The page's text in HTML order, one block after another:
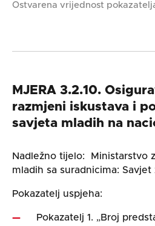
Ostvarena vrijednost
MJERA 3.2.10.
razmjeni iskustava i
savjeta mladih na
Nadležno tijelo: Ministarstvo
mladih sa suradnicima: Savjet
Pokazatelj uspjeha:
Pokazatelj 1. „Broj